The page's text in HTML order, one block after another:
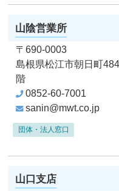
山陰営業所
〒690-0003
島根県松江市朝日町
階
0852-60-7001
sanin@mwt.co.jp
団体・法人窓口
山口支店